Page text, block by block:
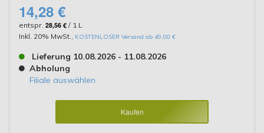
14,28 €
entspr. 28,56 € / 1 L
Inkl. 20% MwSt.
KOSTENLOSER Versand ab 49,00 €
Lieferung 10.08.2026 - 11.08.2026
Abholung
Filiale auswählen
Kaufen